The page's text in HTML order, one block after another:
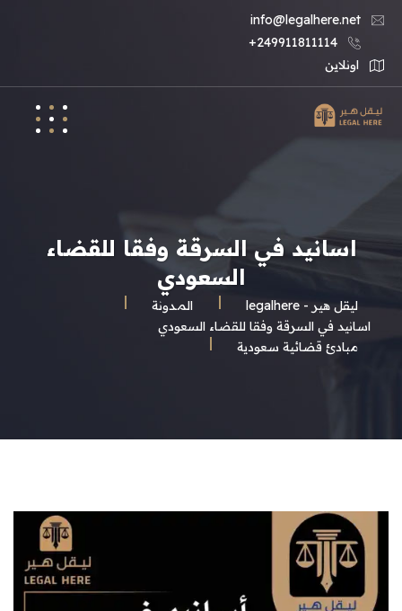
info@legalhere.net
249911811114+
اونلاين
اسانيد في السرقة وفقا للقضاء
السعودي
ليقل هير - legalhere المـدونة
مبادئ قضائية سعودية
اسانيد في السرقة وفقا للقضاء السعودي